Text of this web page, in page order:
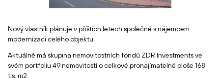
Nový vlastník plánuje v příštích letech společně s nájemcem
modernizaci celého objektu.
Aktuálně má skupina nemovitostních fondů ZDR Investments ve
svém portfoliu 49 nemovitostí o celkové pronajímatelné ploše 168
tis. m2.